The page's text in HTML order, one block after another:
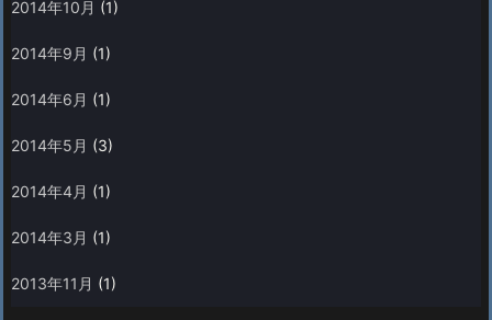
2014年10月 (1)
2014年9月 (1)
2014年6月 (1)
2014年5月 (3)
2014年4月 (1)
2014年3月 (1)
2013年11月 (1)